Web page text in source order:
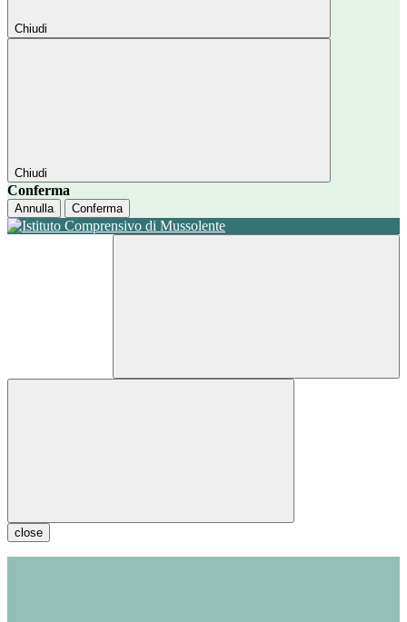
Chiudi
Chiudi
Conferma
Annulla Conferma
close